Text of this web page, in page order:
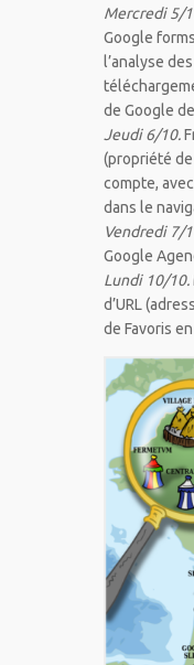
Mercredi 5/
Google
l’analyse
de Google
Jeudi 6/10.
(propriété
compte,
dans le
Vendredi 7/
Google
Lundi 10/10.
d’URL
de Favoris